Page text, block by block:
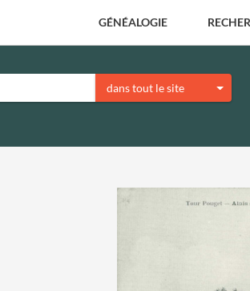
GÉNÉALOGIE
dans tout le site